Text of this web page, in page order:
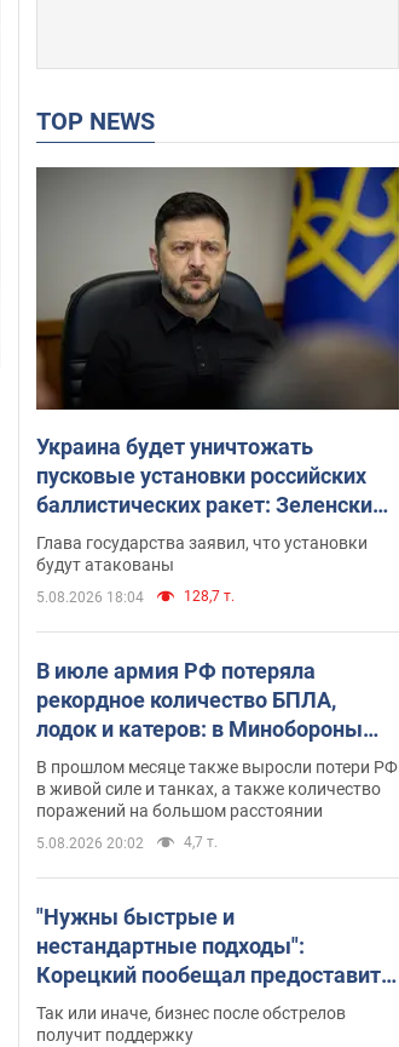
TOP NEWS
Украина будет уничтожать
пусковые установки российских
баллистических ракет: Зеленский
провел заседание СНБО
Глава государства заявил, что установки
будут атакованы
5.08.2026 18:04 128,7 т.
В июле армия РФ потеряла
рекордное количество БПЛА,
лодок и катеров: в Минобороны
обнародовали статистику
В прошлом месяце также выросли потери РФ
в живой силе и танках, а также количество
поражений на большом расстоянии
5.08.2026 20:02 4,7 т.
"Нужны быстрые и
нестандартные подходы":
Корецкий пообещал предоставить
бизнесу приоритетный доступ к
имеющимся складским
Так или иначе, бизнес после обстрелов
получит поддержку